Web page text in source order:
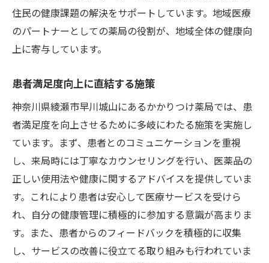
住民の健康課題の解決をサポートしています。地域医療
のパートナーとしての薬局の役割が、地域全体の健康向
上に寄与しています。
患者満足度向上に直結する施策
神奈川県綾瀬市早川城山にあるかかりつけ薬局では、患
者満足度を向上させるために多岐にわたる施策を実施し
ています。まず、患者とのコミュニケーションを重視
し、来局時には丁寧なカウンセリングを行い、医薬品の
正しい使用法や健康に関するアドバイスを提供していま
す。これにより患者は安心して医療サービスを受けら
れ、自分の健康管理に積極的に参加する意識が高まりま
す。また、患者からのフィードバックを積極的に収集
し、サービスの改善に役立てる取り組みも行われていま